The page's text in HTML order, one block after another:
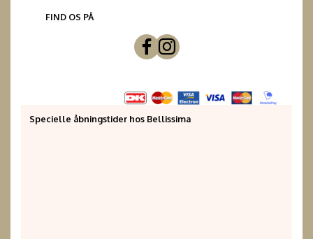
FIND OS PÅ
Specielle åbningstider hos Bellissima